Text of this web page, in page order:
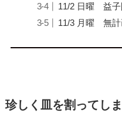
11/2 日曜 益子
11/3 月曜 無計
珍しく皿を割ってし